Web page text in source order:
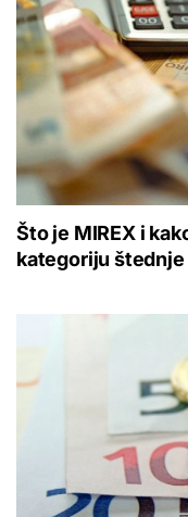
Što je MIREX i
kategoriju